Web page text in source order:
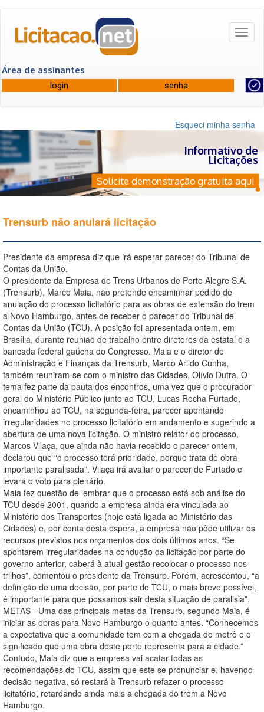
Área de assinantes
Esqueci minha senha
Informativo de
Licitações
Solicite demonstração gratuita aqui
Trensurb não anulará licitação
Presidente da empresa diz que irá esperar parecer do Tribunal de
Contas da União.
O presidente da Empresa de Trens Urbanos de Porto Alegre S.A.
(Trensurb), Marco Maia, não pretende encaminhar pedido de
anulação do processo licitatório para as obras de extensão do trem
a Novo Hamburgo, antes de receber o parecer do Tribunal de
Contas da União (TCU). A posição foi apresentada ontem, em
Brasília, durante reunião de trabalho entre diretores da estatal e a
bancada federal gaúcha do Congresso. Maia e o diretor de
Administração e Finanças da Trensurb, Marco Arildo Cunha,
também reuniram-se com o ministro das Cidades, Olívio Dutra. O
tema fez parte da pauta dos encontros, uma vez que o procurador
geral do Ministério Público junto ao TCU, Lucas Rocha Furtado,
encaminhou ao TCU, na segunda-feira, parecer apontando
irregularidades no processo licitatório em andamento e sugerindo a
abertura de uma nova licitação. O ministro relator do processo,
Marcos Vilaça, que ainda não havia recebido o parecer ontem,
declarou que “o processo terá prioridade, porque trata de obra
importante paralisada”. Vilaça irá avaliar o parecer de Furtado e
levará o voto para plenário.
Maia fez questão de lembrar que o processo está sob análise do
TCU desde 2001, quando a empresa ainda era vinculada ao
Ministério dos Transportes (hoje está ligada ao Ministério das
Cidades) e, por conta desta espera, a empresa não pôde utilizar os
recursos previstos nos orçamentos dos dois últimos anos. “Se
apontarem irregularidades na condução da licitação por parte do
governo anterior, caberá à atual gestão recolocar o processo nos
trilhos”, comentou o presidente da Trensurb. Porém, acrescentou, “a
definição de uma decisão, por parte do TCU, o mais breve possível,
é importante para que possamos sair desta situação de paralisia”.
METAS - Uma das principais metas da Trensurb, segundo Maia, é
iniciar as obras para Novo Hamburgo o quanto antes. “Conhecemos
a expectativa que a comunidade tem com a chegada do metrô e o
significado que uma obra deste porte representa para a cidade.”
Contudo, Maia diz que a empresa vai acatar todas as
recomendações do TCU, assim que este se pronunciar e, havendo
decisão negativa, só restará à Trensurb refazer o processo
licitatório, retardando ainda mais a chegada do trem a Novo
Hamburgo.